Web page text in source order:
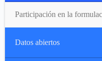
Participación en la
Datos abiertos